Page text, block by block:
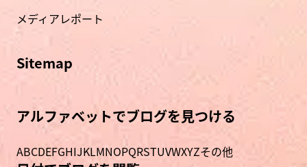
メディアレポート
Sitemap
アルファベットでブログを見つける
ABCDEFGHIJKLMNOPQRSTUVWXYZその他